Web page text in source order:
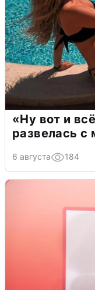
«Ну вот и
развелась
6 августа 184